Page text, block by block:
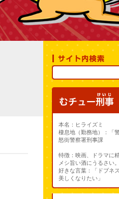
本名：ヒライズミ
棲息地（勤務地）：「
怒街警察署刑事課
特徴：映画、ドラマに
メシ旨い酒にうるさい。
好きな言葉：「ドブネ
美しくなりたい」